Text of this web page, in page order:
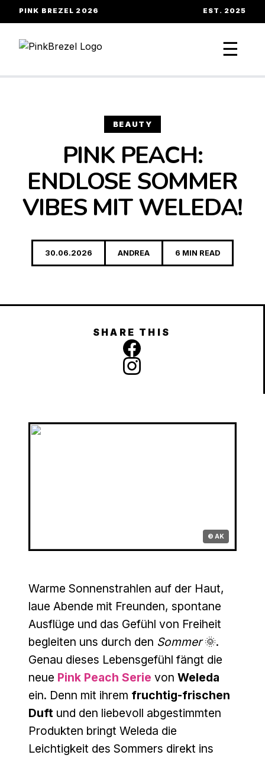
PINK BREZEL 2026 EST. 2025
☰
BEAUTY
PINK PEACH:
ENDLOSE SOMMER
VIBES MIT WELEDA!
30.06.2026 ANDREA 6 MIN READ
SHARE THIS
© AK
Warme Sonnenstrahlen auf der Haut,
laue Abende mit Freunden, spontane
Ausflüge und das Gefühl von Freiheit
begleiten uns durch den Sommer🌞.
Genau dieses Lebensgefühl fängt die
neue Pink Peach Serie von Weleda
ein. Denn mit ihrem fruchtig-frischen
Duft und den liebevoll abgestimmten
Produkten bringt Weleda die
Leichtigkeit des Sommers direkt ins